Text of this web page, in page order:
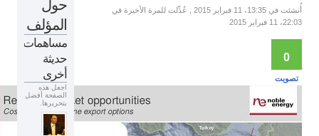
حول
المؤلف
مساهمات
حديثة
أخرى
اجعل هذه
الصفحة أفضل
بتحريرها.
أُنشئت في 13:35، 11 فبراير 2015 , عُدِّلت للمرة الأخيرة في
11 فبراير 2015
تصويت